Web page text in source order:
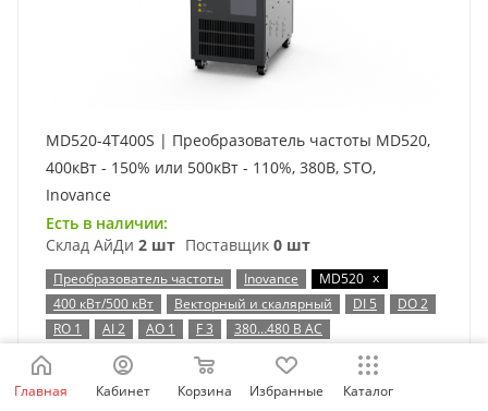
MD520-4T400S | Преобразователь частоты MD520,
400кВт - 150% или 500кВт - 110%, 380В, STO,
Inovance
Есть в наличии:
Склад АйДи 2 шт Поставщик 0 шт
Преобразователь частоты Inovance MD520 x
400 кВт/500 кВт
Векторный и скалярный DI 5
DO 2
RO 1
AI 2 AO 1 F 3 380…480 В AC
Таблица выбора
Главная Кабинет Корзина Избранные Каталог